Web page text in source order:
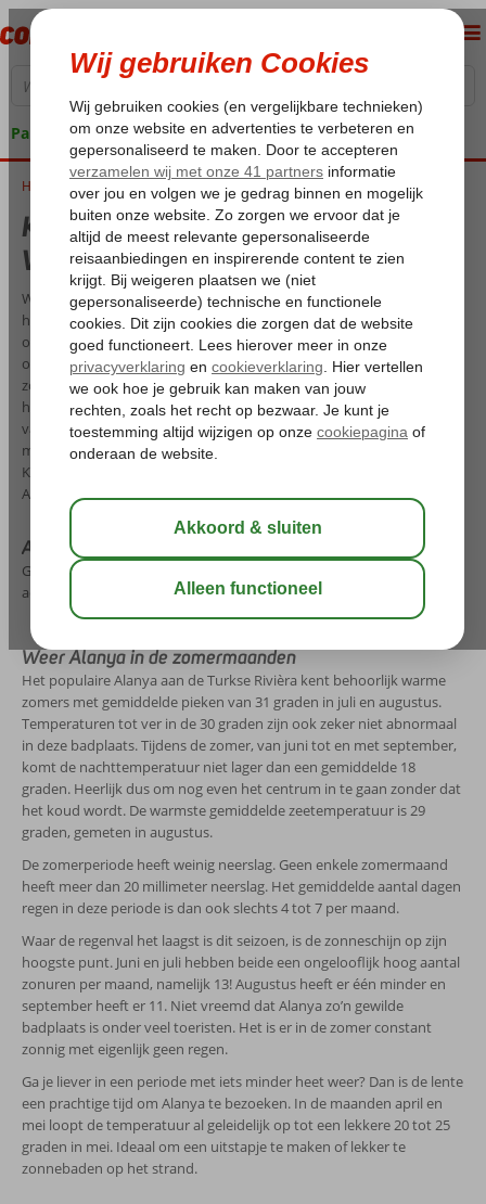
Pakketgarantie
Home Klimaat en temperatuur in Alanya - Wat is het weer in Alanya?
Klimaat en temperatuur in Alanya -
Wat is het weer in Alanya?
Wat is nu de beste periode voor een vakantie naar Alanya? Juist in
het hoogseizoen of daarbuiten. In de winter of de zomer. De
onderstaande grafieken geven je snel alle reis- en weersinformatie
over het Turkse Alanya: de gemiddelde temperatuur, het aantal
zonuren, de gemiddelde zeetemperatuur en eventuele neerslag. Je
hebt meteen een duidelijk beeld van het klimaat op jouw
vakantiebestemming. Ook zie je precies wat voor weer het op dit
moment is in Alanya onder het kopje ‘actuele weersverwachting’.
Kortom, alle informatie die je nodig hebt voor een vakantie naar
Alanya.
Actuele weersverwachting Alanya
Ga je binnenkort op vakantie naar Alanya? Check dan hieronder het
actuele weerbericht.
Weer Alanya in de zomermaanden
Het populaire Alanya aan de Turkse Rivièra kent behoorlijk warme
zomers met gemiddelde pieken van 31 graden in juli en augustus.
Temperaturen tot ver in de 30 graden zijn ook zeker niet abnormaal
in deze badplaats. Tijdens de zomer, van juni tot en met september,
komt de nachttemperatuur niet lager dan een gemiddelde 18
graden. Heerlijk dus om nog even het centrum in te gaan zonder dat
het koud wordt. De warmste gemiddelde zeetemperatuur is 29
graden, gemeten in augustus.
De zomerperiode heeft weinig neerslag. Geen enkele zomermaand
heeft meer dan 20 millimeter neerslag. Het gemiddelde aantal dagen
regen in deze periode is dan ook slechts 4 tot 7 per maand.
Waar de regenval het laagst is dit seizoen, is de zonneschijn op zijn
hoogste punt. Juni en juli hebben beide een ongelooflijk hoog aantal
zonuren per maand, namelijk 13! Augustus heeft er één minder en
september heeft er 11. Niet vreemd dat Alanya zo’n gewilde
badplaats is onder veel toeristen. Het is er in de zomer constant
zonnig met eigenlijk geen regen.
Ga je liever in een periode met iets minder heet weer? Dan is de lente
een prachtige tijd om Alanya te bezoeken. In de maanden april en
mei loopt de temperatuur al geleidelijk op tot een lekkere 20 tot 25
graden in mei. Ideaal om een uitstapje te maken of lekker te
zonnebaden op het strand.